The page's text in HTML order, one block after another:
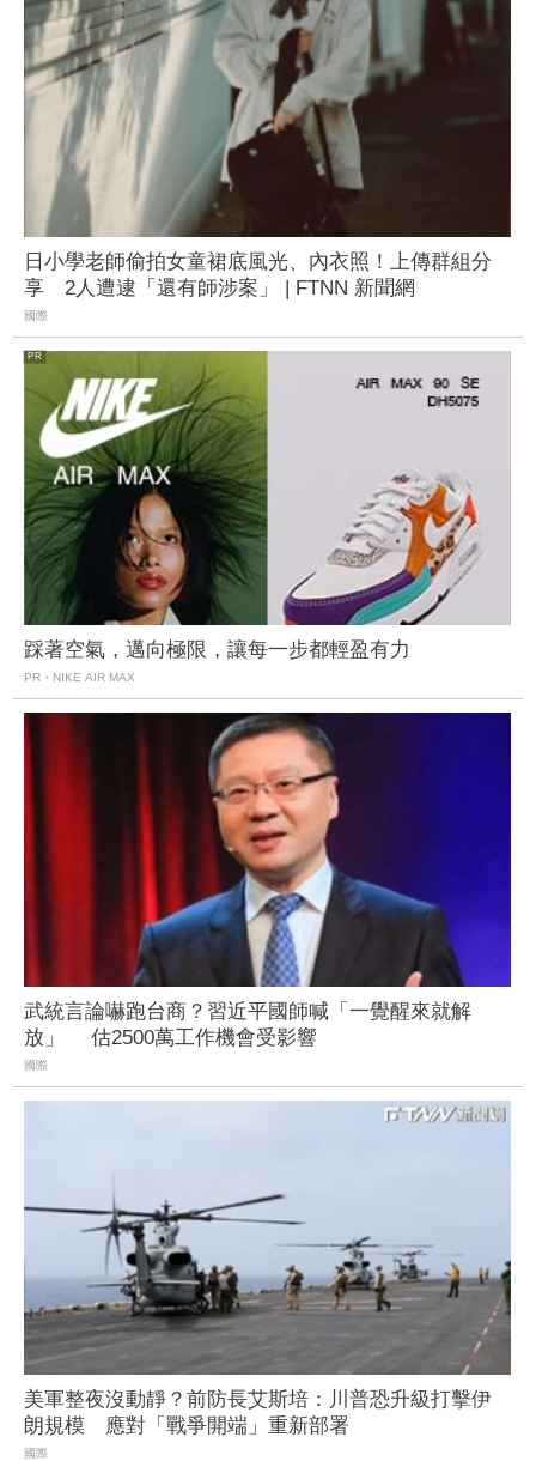
日小學老師偷拍女童裙底風光、內衣照！上傳群組分
享 2人遭逮「還有師涉案」 | FTNN 新聞網
國際
踩著空氣，邁向極限，讓每一步都輕盈有力
PR・NIKE AIR MAX
武統言論嚇跑台商？習近平國師喊「一覺醒來就解
放」 估2500萬工作機會受影響
國際
美軍整夜沒動靜？前防長艾斯培：川普恐升級打擊伊
朗規模 應對「戰爭開端」重新部署
國際